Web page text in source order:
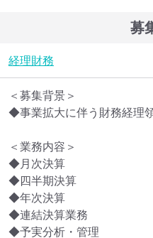
募
経理財務
＜募集背景＞
◆事業拡大に伴う財務経理
＜業務内容＞
◆月次決算
◆四半期決算
◆年次決算
◆連結決算業務
◆予実分析・管理